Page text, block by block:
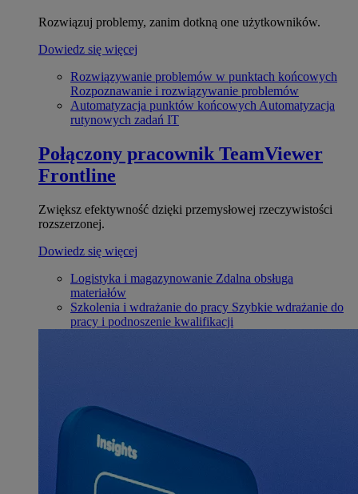
Rozwiązuj problemy, zanim dotkną one użytkowników.
Dowiedz się więcej
Rozwiązywanie problemów w punktach końcowych
Rozpoznawanie i rozwiązywanie problemów
Automatyzacja punktów końcowych Automatyzacja
rutynowych zadań IT
Połączony pracownik TeamViewer
Frontline
Zwiększ efektywność dzięki przemysłowej rzeczywistości
rozszerzonej.
Dowiedz się więcej
Logistyka i magazynowanie Zdalna obsługa
materiałów
Szkolenia i wdrażanie do pracy Szybkie wdrażanie do
pracy i podnoszenie kwalifikacji